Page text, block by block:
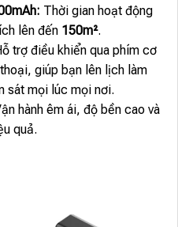
Thời gian hoạt động
lên đến 150m².
trợ điều khiển qua phím cơ
giúp bạn lên lịch làm
sát mọi lúc mọi nơi.
hành êm ái, độ bền cao và
quả.